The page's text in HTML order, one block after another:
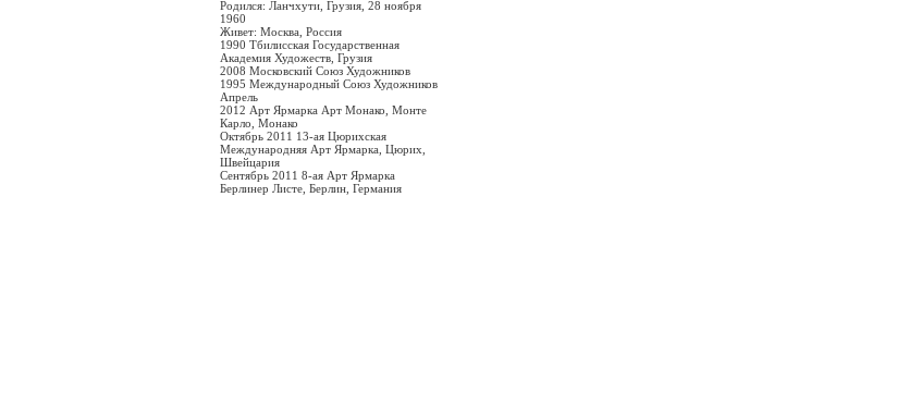
Родился: Ланчхути, Грузия, 28 ноября
1960
Живет: Москва, Россия
1990 Тбилисская Государственная
Академия Художеств, Грузия
2008 Московский Союз Художников
1995 Международный Союз Художников
Апрель
2012 Арт Ярмарка Арт Монако, Монте
Карло, Монако
Октябрь 2011 13-ая Цюрихская
Международняя Арт Ярмарка, Цюрих,
Швейцария
Сентябрь 2011 8-ая Арт Ярмарка
Берлинер Листе, Берлин, Германия